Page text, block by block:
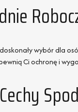
wybór dla
Ci ochronę i